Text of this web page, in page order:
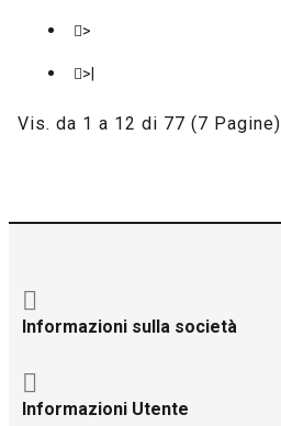
>
>|
Vis. da 1 a 12 di 77 (7 Pagine)
Informazioni sulla società
Informazioni Utente